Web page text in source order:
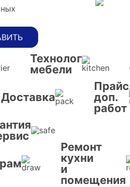
Технолог
мебели
Доставка
Прайс
доп.
работ
Ремонт
кухни
и
помещения